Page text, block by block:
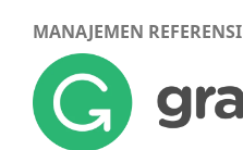
MANAJEMEN REFERENSI